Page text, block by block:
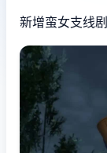
新增蛮女支线